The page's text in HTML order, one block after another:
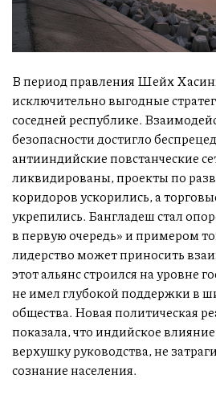
В период правления Шейх
исключительно выгодные
соседней республике.
безопасности достигло
антииндийские повстанческие
ликвидированы, проекты по
коридоров ускорились, а
укрепились. Бангладеш стал
в первую очередь» и примером
лидерство может приносить
этот альянс строился на уровне
не имел глубокой поддержки в
общества. Новая политическая
показала, что индийское
верхушку руководства, не
сознание населения.